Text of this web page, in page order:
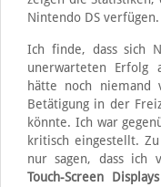
Nintendo DS verfügen.
Ich finde, dass sich
unerwarteten Erfolg
hätte noch niemand
Betätigung in der
könnte. Ich war
kritisch eingestellt.
nur sagen, dass ich
Touch-Screen Displays